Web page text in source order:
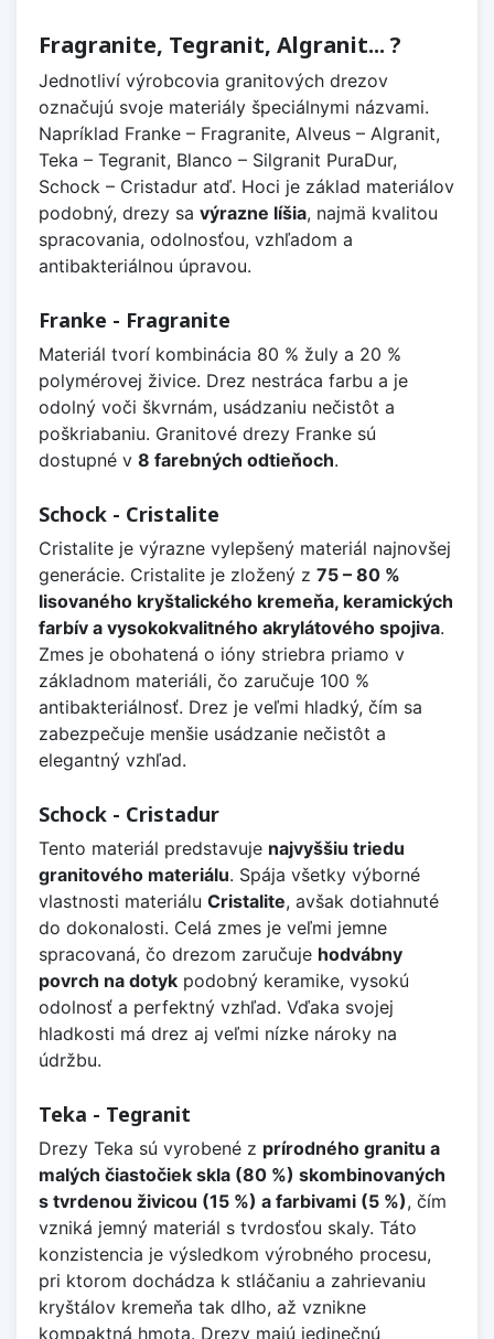
Fragranite, Tegranit, Algranit... ?
Jednotliví výrobcovia granitových drezov
označujú svoje materiály špeciálnymi názvami.
Napríklad Franke – Fragranite, Alveus – Algranit,
Teka – Tegranit, Blanco – Silgranit PuraDur,
Schock – Cristadur atď. Hoci je základ materiálov
podobný, drezy sa výrazne líšia, najmä kvalitou
spracovania, odolnosťou, vzhľadom a
antibakteriálnou úpravou.
Franke - Fragranite
Materiál tvorí kombinácia 80 % žuly a 20 %
polymérovej živice. Drez nestráca farbu a je
odolný voči škvrnám, usádzaniu nečistôt a
poškriabaniu. Granitové drezy Franke sú
dostupné v 8 farebných odtieňoch.
Schock - Cristalite
Cristalite je výrazne vylepšený materiál najnovšej
generácie. Cristalite je zložený z 75 – 80 %
lisovaného kryštalického kremeňa, keramických
farbív a vysokokvalitného akrylátového spojiva.
Zmes je obohatená o ióny striebra priamo v
základnom materiáli, čo zaručuje 100 %
antibakteriálnosť. Drez je veľmi hladký, čím sa
zabezpečuje menšie usádzanie nečistôt a
elegantný vzhľad.
Schock - Cristadur
Tento materiál predstavuje najvyššiu triedu
granitového materiálu. Spája všetky výborné
vlastnosti materiálu Cristalite, avšak dotiahnuté
do dokonalosti. Celá zmes je veľmi jemne
spracovaná, čo drezom zaručuje hodvábny
povrch na dotyk podobný keramike, vysokú
odolnosť a perfektný vzhľad. Vďaka svojej
hladkosti má drez aj veľmi nízke nároky na
údržbu.
Teka - Tegranit
Drezy Teka sú vyrobené z prírodného granitu a
malých čiastočiek skla (80 %) skombinovaných
s tvrdenou živicou (15 %) a farbivami (5 %), čím
vzniká jemný materiál s tvrdosťou skaly. Táto
konzistencia je výsledkom výrobného procesu,
pri ktorom dochádza k stláčaniu a zahrievaniu
kryštálov kremeňa tak dlho, až vznikne
kompaktná hmota. Drezy majú jedinečnú